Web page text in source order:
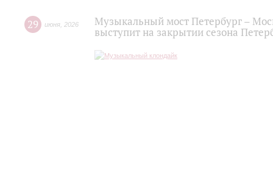
29 июня 2026
Музыкальный мост Петербург –
выступит на закрытии сезона